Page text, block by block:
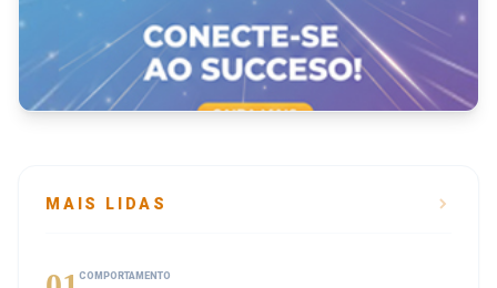
MAIS LIDAS
COMPORTAMENTO